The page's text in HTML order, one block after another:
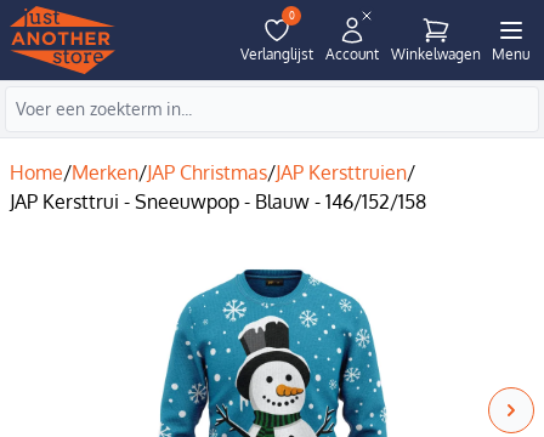
0
Verlanglijst Account Winkelwagen Menu
Home/Merken/JAP Christmas/JAP Kersttruien/
JAP Kersttrui - Sneeuwpop - Blauw - 146/152/158